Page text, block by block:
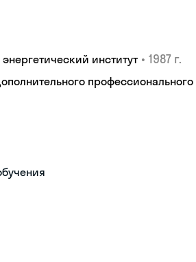
институт • 1987 г.
профессионального